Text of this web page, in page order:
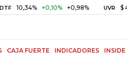
+0,10% +0,98% UVR $ 416,86
CAJA FUERTE INDICADORES INSIDE